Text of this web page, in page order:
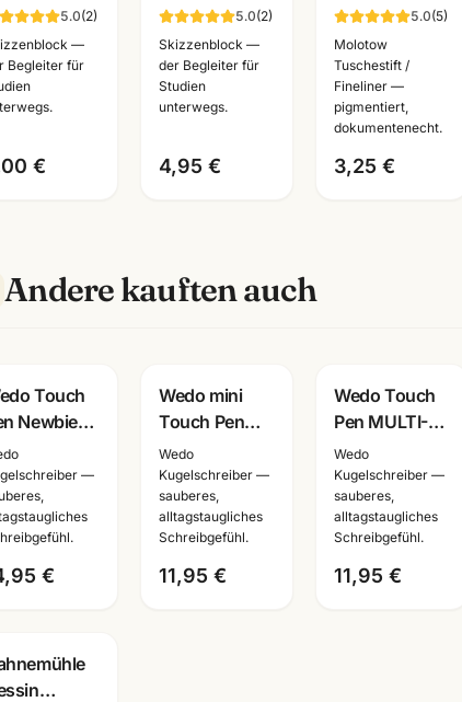
·
A5/A4 ·
Studien
5.0(2)
—
Begleiter für
€
110g · DIN
A2/A3/A4/A5/A6
wählbar ·
Künstlerbedarf
Mannheim
5.0(2)
Skizzenblock —
der Begleiter für
Studien
unterwegs.
4,95 €
Fineliner
schwarz ·
pigmentiert +
dokumentenecht
·
5.0(5)
Molotow
Tuschestift /
Fineliner —
pigmentiert,
dokumentenecht.
3,25 €
Andere kauften auch
Touch
Newbie
silber/rot/blau
—
€
Wedo mini
Touch Pen
Kugelschreiber
Ocean ·
orange/dunkelblau/hellblau/pink
Wedo
Kugelschreiber —
sauberes,
alltagstaugliches
Schreibgefühl.
11,95 €
Wedo Touch
Pen MULTI-
TOOL ·
Kugelschreiber
mit
Touchscreen-
silber/schwarz
Wedo
Kugelschreiber —
sauberes,
alltagstaugliches
Schreibgefühl.
11,95 €